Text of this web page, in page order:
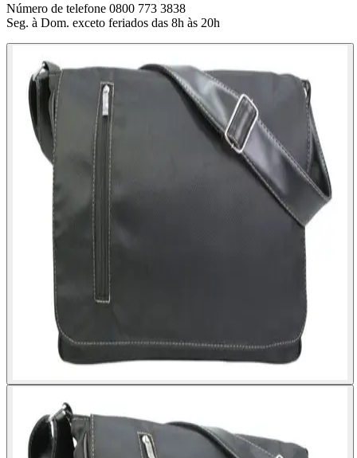
Número de telefone 0800 773 3838
Seg. à Dom. exceto feriados das 8h às 20h